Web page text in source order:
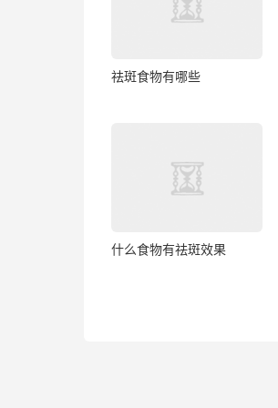
祛斑食物有哪些
什么食物有祛斑效果